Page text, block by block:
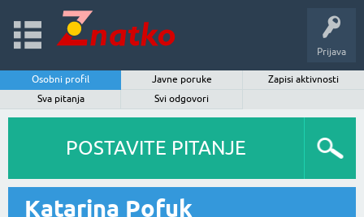
Prijava
Osobni profil Javne poruke
Zapisi aktivnosti
Sva pitanja
Svi odgovori
POSTAVITE PITANJE
Katarina Pofuk